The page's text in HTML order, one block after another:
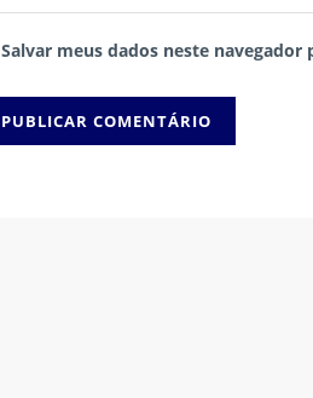
Salvar meus dados neste